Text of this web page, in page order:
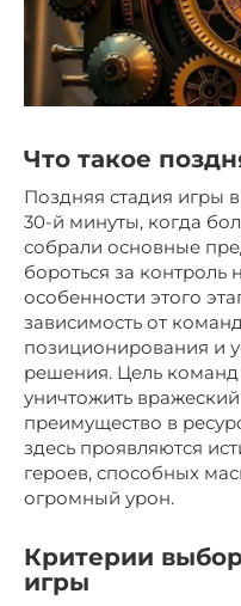
Что такое
Поздняя стадия игры
30-й минуты, когда
собрали основные
бороться за
особенности этого
зависимость от
позиционирования и
решения. Цель команд
уничтожить
преимущество в
здесь проявляются
героев, способных
огромный урон.
Критерии
игры